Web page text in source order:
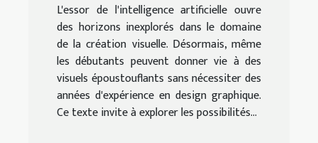
L'essor de l'intelligence artificielle ouvre
des horizons inexplorés dans le domaine
de la création visuelle. Désormais, même
les débutants peuvent donner vie à des
visuels époustouflants sans nécessiter des
années d'expérience en design graphique.
Ce texte invite à explorer les possibilités...